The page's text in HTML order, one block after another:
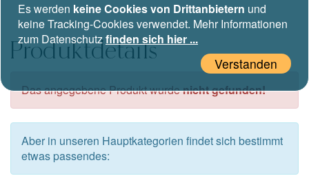
Produktdetails
Das angegebene Produkt wurdenicht gefunden!
Aber in unseren Hauptkategorien findet sich bestimmt
etwas passendes:
Es werden keine Cookies von Drittanbietern und
keine Tracking-Cookies verwendet. Mehr Informationen
zum Datenschutzfinden sich hier ...
Verstanden